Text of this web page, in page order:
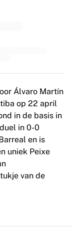
Álvaro Martín
op 22 april
in de basis in
in 0-0
en is
uniek Peixe
van de